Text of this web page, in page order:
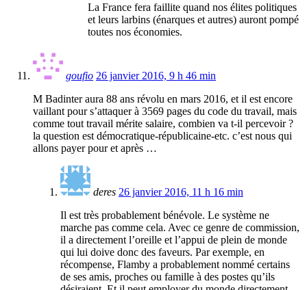
La France fera faillite quand nos élites politiques
et leurs larbins (énarques et autres) auront pompé
toutes nos économies.
goufio 26 janvier 2016, 9 h 46 min
M Badinter aura 88 ans révolu en mars 2016, et il est encore
vaillant pour s’attaquer à 3569 pages du code du travail, mais
comme tout travail mérite salaire, combien va t-il percevoir ?
la question est démocratique-républicaine-etc. c’est nous qui
allons payer pour et après …
deres 26 janvier 2016, 11 h 16 min
Il est très probablement bénévole. Le système ne
marche pas comme cela. Avec ce genre de commission,
il a directement l’oreille et l’appui de plein de monde
qui lui doive donc des faveurs. Par exemple, en
récompense, Flamby a probablement nommé certains
de ses amis, proches ou famille à des postes qu’ils